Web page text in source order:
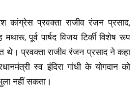
कांग्रेस प्रवक्ता राजीव रंजन प्रसाद,
मथारू, पूर्व पार्षद विजय टिर्की विशेष रूप
थे। प्रवक्ता राजीव रंजन प्रसाद ने कहा
स्व इंदिरा गांधी के योगदान को
नहीं सकता।